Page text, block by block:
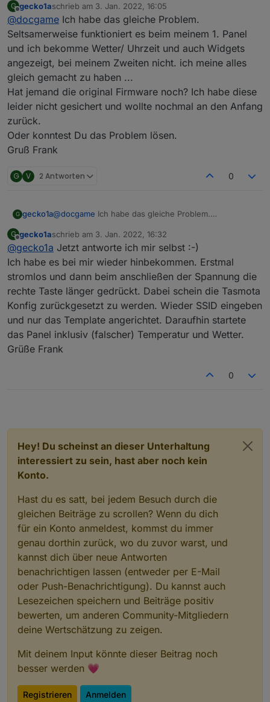
Habe dann das ganze mit der "tasmota32-
nspanel.bin" geflasht. Zuerst sah alles gut aus. Die
Analogtemperatur zeigt allerdings Minusgrade an
(Bin in einem 20 Grad warmen Zimmer) und die
ESP-Temperatur erscheint mir auch zu hoch. Die
Relays kann ich schalten. Was aber extrem
ungünstig ist, ist die Tatsache das das Display keine
Uhrzeit und keine Temperatur anzeigt. Wenn ich
nach rechts und links Swipe sind die Widgets
verschwunden und da steht, das ich mich mit der
erneutes Verbinden geht auch nicht meht.
ist das swipen am Touchdisplay und die 2 Tasten
Ich habe auch schon ein Update auf die normale
"autoexec.be" müssten stimmen und das Template
habe ich von Blakadder übernommen.
Kann mir jemand weiterhelfen?
G
Offline
gecko1aschrieb am 3. Jan. 2022, 16:05
zuletzt editiert von
@docgame Ich habe das gleiche Problem.
Seltsamerweise funktioniert es beim meinem 1. Panel
und ich bekomme Wetter/ Uhrzeit und auch Widgets
angezeigt, bei meinem Zweiten nicht. ich meine alles
gleich gemacht zu haben ...
Hat jemand die original Firmware noch? Ich habe diese
leider nicht gesichert und wollte nochmal an den Anfang
zurück.
Oder konntest Du das Problem lösen.
Gruß Frank
G V 2 Antworten 0
G gecko1a@docgame Ich habe das gleiche Problem.
und ich bekomme Wetter/ Uhrzeit und auch Widgets
angezeigt, bei meinem Zweiten nicht. ich meine alles
gleich gemacht zu haben ...
Hat jemand die original Firmware noch? Ich habe
diese leider nicht gesichert und wollte nochmal an
den Anfang zurück.
Oder konntest Du das Problem lösen.
Gruß Frank
G
Offline
gecko1aschrieb am 3. Jan. 2022, 16:32
zuletzt editiert von
@gecko1a Jetzt antworte ich mir selbst :-)
Ich habe es bei mir wieder hinbekommen. Erstmal
stromlos und dann beim anschließen der Spannung die
rechte Taste länger gedrückt. Dabei schein die Tasmota
Konfig zurückgesetzt zu werden. Wieder SSID eingeben
und nur das Template angerichtet. Daraufhin startete
das Panel inklusiv (falscher) Temperatur und Wetter.
Grüße Frank
0
Hey! Du scheinst an dieser Unterhaltung
interessiert zu sein, hast aber noch kein
Konto.
Hast du es satt, bei jedem Besuch durch die
gleichen Beiträge zu scrollen? Wenn du dich
für ein Konto anmeldest, kommst du immer
genau dorthin zurück, wo du zuvor warst, und
kannst dich über neue Antworten
benachrichtigen lassen (entweder per E-Mail
oder Push-Benachrichtigung). Du kannst auch
Lesezeichen speichern und Beiträge positiv
bewerten, um anderen Community-Mitgliedern
deine Wertschätzung zu zeigen.
Mit deinem Input könnte dieser Beitrag noch
besser werden 💗
Registrieren Anmelden